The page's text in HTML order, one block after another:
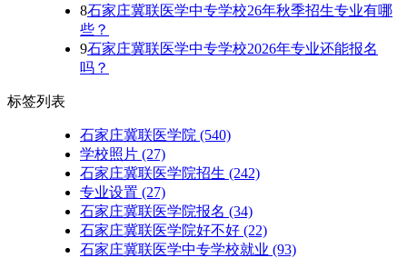
8石家庄冀联医学中专学校26年秋季招生专业有哪
些？
9石家庄冀联医学中专学校2026年专业还能报名
吗？
标签列表
石家庄冀联医学院 (540)
学校照片 (27)
石家庄冀联医学院招生 (242)
专业设置 (27)
石家庄冀联医学院报名 (34)
石家庄冀联医学院好不好 (22)
石家庄冀联医学中专学校就业 (93)